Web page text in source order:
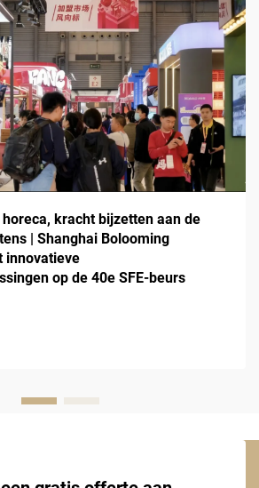
kracht bijzetten aan de
| Shanghai Bolooming
innovatieve
op de 40e SFE-beurs